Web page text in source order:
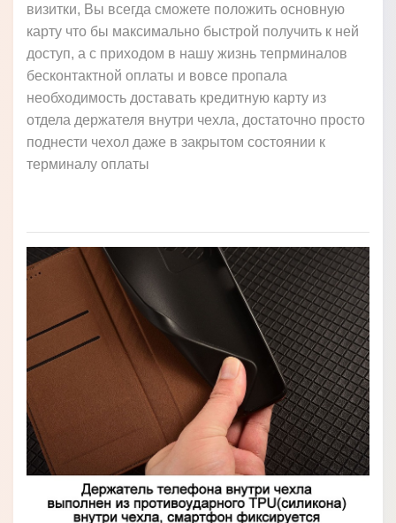
визитки, Вы всегда сможете положить основную
карту что бы максимально быстрой получить к ней
доступ, а с приходом в нашу жизнь тепрминалов
бесконтактной оплаты и вовсе пропала
необходимость доставать кредитную карту из
отдела держателя внутри чехла, достаточно просто
поднести чехол даже в закрытом состоянии к
терминалу оплаты